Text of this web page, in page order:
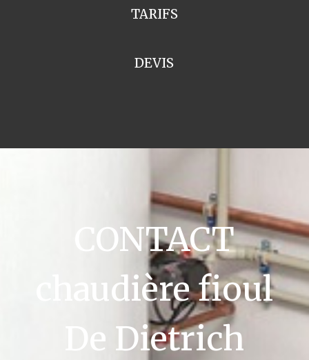
TARIFS
DEVIS
CONTACT
chaudière fioul
De Dietrich